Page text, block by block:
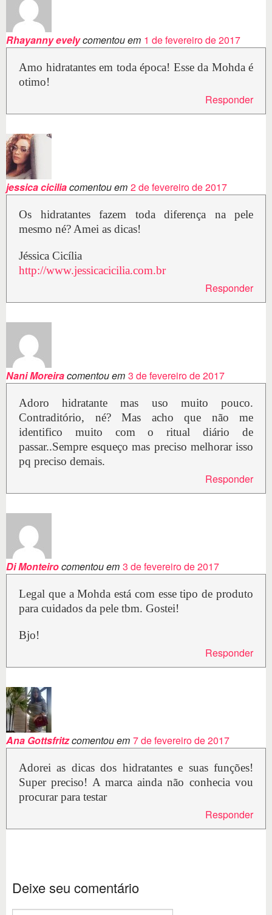
Rhayanny evelycomentou em 1 de fevereiro de 2017
Amo hidratantes em toda época! Esse da Mohda é
otimo!
Responder
jessica ciciliacomentou em 2 de fevereiro de 2017
Os hidratantes fazem toda diferença na pele
mesmo né? Amei as dicas!
Jéssica Cicília
http://www.jessicacicilia.com.br
Responder
Nani Moreiracomentou em 3 de fevereiro de 2017
Adoro hidratante mas uso muito pouco.
Contraditório, né? Mas acho que não me
identifico muito com o ritual diário de
passar..Sempre esqueço mas preciso melhorar isso
pq preciso demais.
Responder
Di Monteirocomentou em 3 de fevereiro de 2017
Legal que a Mohda está com esse tipo de produto
para cuidados da pele tbm. Gostei!
Bjo!
Responder
Ana Gottsfritzcomentou em 7 de fevereiro de 2017
Adorei as dicas dos hidratantes e suas funções!
Super preciso! A marca ainda não conhecia vou
procurar para testar
Responder
Deixe seu comentário